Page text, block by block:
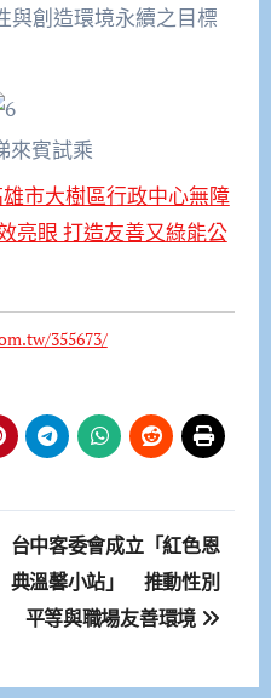
與創造環境永續之目標
來賓試乘
市大樹區行政中心無障
亮眼 打造友善又綠能公
355673/
台中客委會成立「紅色恩
典溫馨小站」 推動性別
平等與職場友善環境